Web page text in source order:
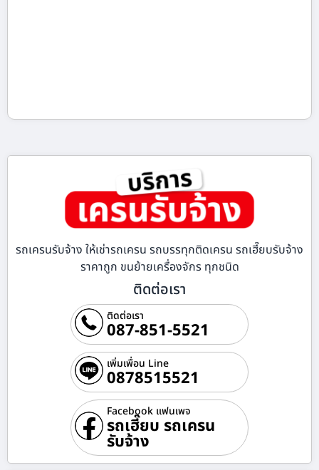
รถเครนรับจ้าง ให้เช่ารถเครน รถบรรทุกติดเครน รถเฮี๊ยบรับจ้าง
ราคาถูก ขนย้ายเครื่องจักร ทุกชนิด
ติดต่อเรา
ติดต่อเรา
087-851-5521
เพิ่มเพื่อน Line
0878515521
Facebook แฟนเพจ
รถเฮี๊ยบ รถเครน
รับจ้าง